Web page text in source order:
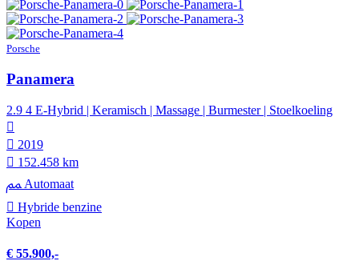
Porsche
Panamera
2.9 4 E-Hybrid | Keramisch | Massage | Burmester | Stoelkoeling
2019
152.458 km
Automaat
Hybride benzine
Kopen
€ 55.900,-